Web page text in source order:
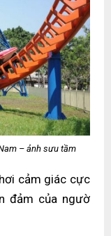
– ảnh sưu tầm
cảm giác cực
đảm của ngườ